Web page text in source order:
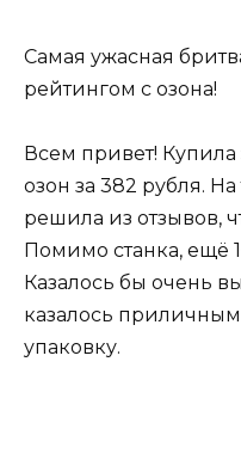
Самая ужасная
рейтингом с озона!
Всем привет! Купила
озон за 382 рубля.
решила из отзывов,
Помимо станка, ещё
Казалось бы очень
казалось
упаковку.